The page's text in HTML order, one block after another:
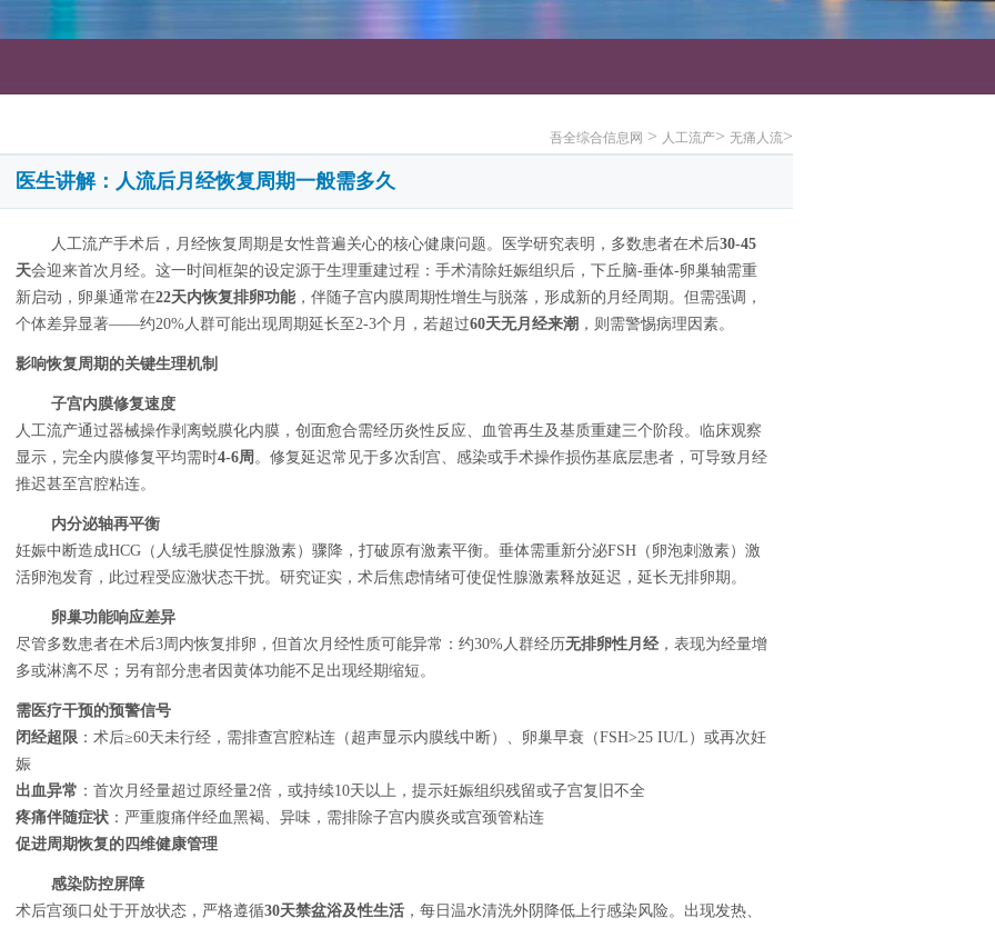
吾全综合信息网 > 人工流产> 无痛人流>
医生讲解：人流后月经恢复周期一般需多久
人工流产手术后，月经恢复周期是女性普遍关心的核心健康问题。医学研究表明，多数患者在术后30-45
天会迎来首次月经。这一时间框架的设定源于生理重建过程：手术清除妊娠组织后，下丘脑-垂体-卵巢轴需重
新启动，卵巢通常在22天内恢复排卵功能，伴随子宫内膜周期性增生与脱落，形成新的月经周期。但需强调，
个体差异显著——约20%人群可能出现周期延长至2-3个月，若超过60天无月经来潮 ，则需警惕病理因素。
影响恢复周期的关键生理机制
子宫内膜修复速度
人工流产通过器械操作剥离蜕膜化内膜，创面愈合需经历炎性反应、血管再生及基质重建三个阶段。临床观察
显示，完全内膜修复平均需时4-6周 。修复延迟常见于多次刮宫、感染或手术操作损伤基底层患者，可导致月经
推迟甚至宫腔粘连。
内分泌轴再平衡
妊娠中断造成HCG（人绒毛膜促性腺激素）骤降，打破原有激素平衡。垂体需重新分泌FSH（卵泡刺激素）激
活卵泡发育，此过程受应激状态干扰。研究证实，术后焦虑情绪可使促性腺激素释放延迟，延长无排卵期。
卵巢功能响应差异
尽管多数患者在术后3周内恢复排卵，但首次月经性质可能异常：约30%人群经历无排卵性月经，表现为经量增
多或淋漓不尽；另有部分患者因黄体功能不足出现经期缩短。
需医疗干预的预警信号
闭经超限 ：术后≥60天未行经，需排查宫腔粘连（超声显示内膜线中断）、卵巢早衰（FSH>25 IU/L）或再次妊
娠
出血异常 ：首次月经量超过原经量2倍，或持续10天以上，提示妊娠组织残留或子宫复旧不全
疼痛伴随症状 ：严重腹痛伴经血黑褐、异味，需排除子宫内膜炎或宫颈管粘连
促进周期恢复的四维健康管理
感染防控屏障
术后宫颈口处于开放状态，严格遵循30天禁盆浴及性生活 ，每日温水清洗外阴降低上行感染风险。出现发热、